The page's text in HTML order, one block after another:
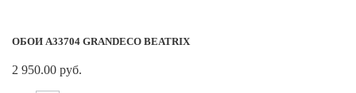
ОБОИ A33704 GRANDECO BEATRIX
2 950.00 руб.